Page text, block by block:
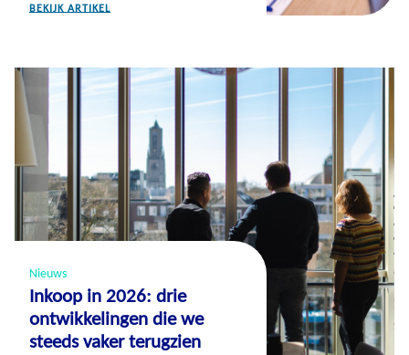
BEKIJK ARTIKEL
Nieuws
Inkoop in 2026: drie
ontwikkelingen die we
steeds vaker terugzien